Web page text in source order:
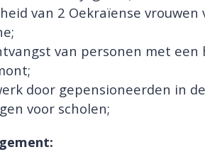
van 2 Oekraïense vrouwen
van personen met een
door gepensioneerden in
voor scholen;